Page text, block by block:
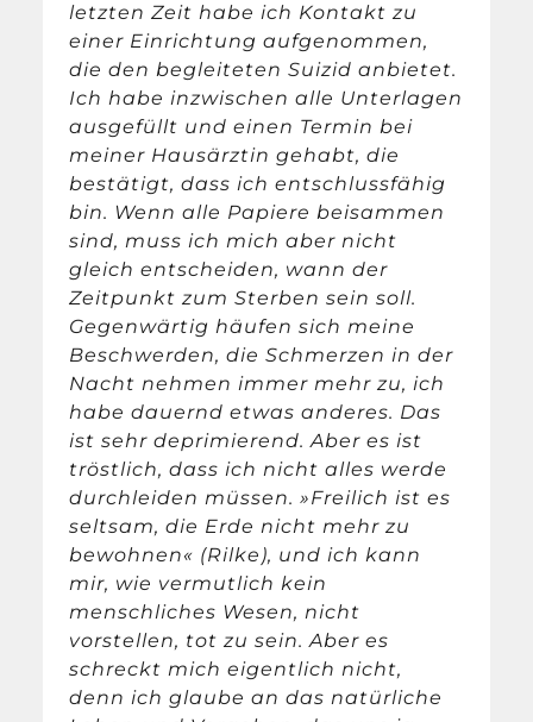
letzten Zeit habe ich Kontakt zu
einer Einrichtung aufgenommen,
die den begleiteten Suizid anbietet.
Ich habe inzwischen alle Unterlagen
ausgefüllt und einen Termin bei
meiner Hausärztin gehabt, die
bestätigt, dass ich entschlussfähig
bin. Wenn alle Papiere beisammen
sind, muss ich mich aber nicht
gleich entscheiden, wann der
Zeitpunkt zum Sterben sein soll.
Gegenwärtig häufen sich meine
Beschwerden, die Schmerzen in der
Nacht nehmen immer mehr zu, ich
habe dauernd etwas anderes. Das
ist sehr deprimierend. Aber es ist
tröstlich, dass ich nicht alles werde
durchleiden müssen. »Freilich ist es
seltsam, die Erde nicht mehr zu
bewohnen« (Rilke), und ich kann
mir, wie vermutlich kein
menschliches Wesen, nicht
vorstellen, tot zu sein. Aber es
schreckt mich eigentlich nicht,
denn ich glaube an das natürliche